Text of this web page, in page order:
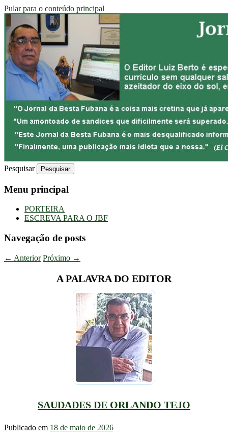
Pular para o conteúdo principal
JORNAL DA BESTA FUBANA
Uma Gazeta Escrota
Pesquisar
Menu principal
PORTEIRA
ESCREVA PARA O JBF
Navegação de posts
← Anterior Próximo →
A PALAVRA DO EDITOR
SAUDADES DE ORLANDO TEJO
Publicado em 18 de maio de 2026